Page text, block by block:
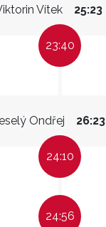
Vítek 25:23
23:40
Ondřej 26:23
24:10
24:56